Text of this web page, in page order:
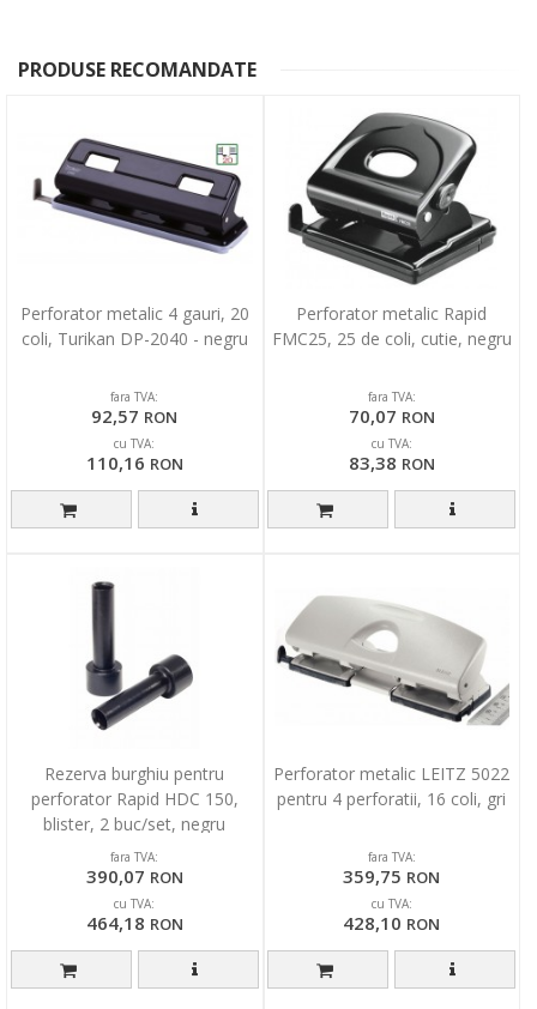
PRODUSE RECOMANDATE
Perforator metalic 4 gauri, 20
coli, Turikan DP-2040 - negru
fara TVA:
92,57 RON
cu TVA:
110,16 RON
Perforator metalic Rapid
FMC25, 25 de coli, cutie, negru
fara TVA:
70,07 RON
cu TVA:
83,38 RON
Rezerva burghiu pentru
perforator Rapid HDC 150,
blister, 2 buc/set, negru
fara TVA:
390,07 RON
cu TVA:
464,18 RON
Perforator metalic LEITZ 5022
pentru 4 perforatii, 16 coli, gri
fara TVA:
359,75 RON
cu TVA:
428,10 RON